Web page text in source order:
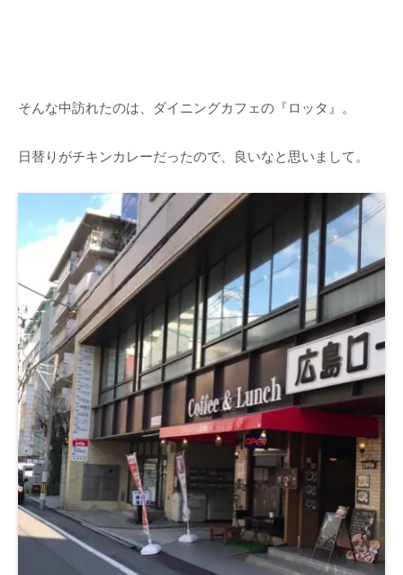
そんな中訪れたのは、ダイニングカフェの『ロッタ』。
日替りがチキンカレーだったので、良いなと思いまして。